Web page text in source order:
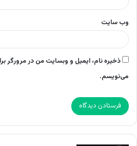
وب‌ سایت
ذخیره نام، ایمیل و وبسایت من در مرورگر
می‌نویسم.